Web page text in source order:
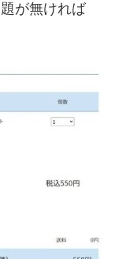
が無ければ